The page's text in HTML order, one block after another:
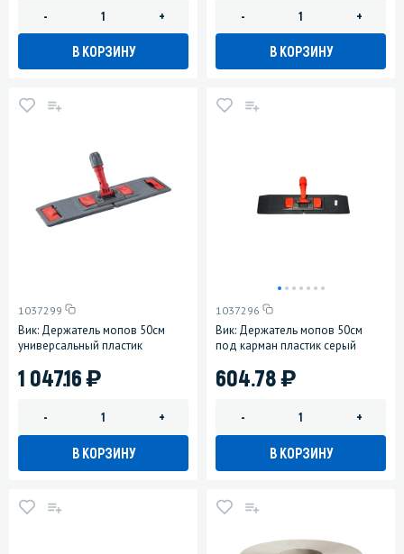
- +
В КОРЗИНУ
- +
В КОРЗИНУ
1037299
Вик: Держатель мопов 50см
универсальный пластик
1 047.16)
- +
В КОРЗИНУ
1037296
Вик: Держатель мопов 50см
под карман пластик серый
604.78)
- +
В КОРЗИНУ